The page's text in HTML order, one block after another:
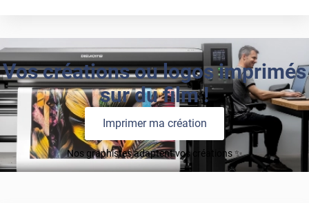
Vos créations ou logos imprimés
sur du film !
Imprimer ma création
Nos graphistes adaptent vos créations ✨